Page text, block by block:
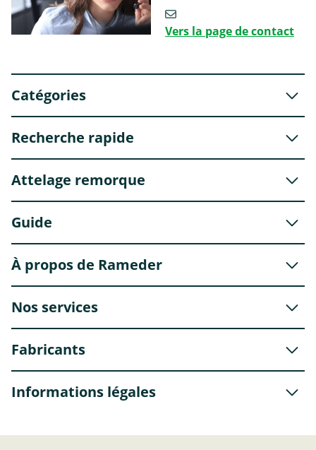
Vers la page de contact
Catégories
Recherche rapide
Attelage remorque
Guide
À propos de Rameder
Nos services
Fabricants
Informations légales